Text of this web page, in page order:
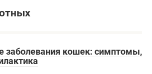
заболевания кошек: симптомы,